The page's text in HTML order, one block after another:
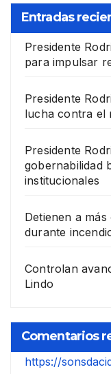
Entradas
Presidente
para impulsar
Presidente
lucha contra el
Presidente
gobernabilidad
institucionales
Detienen a
durante
Controlan
Lindo
Comentarios
https://